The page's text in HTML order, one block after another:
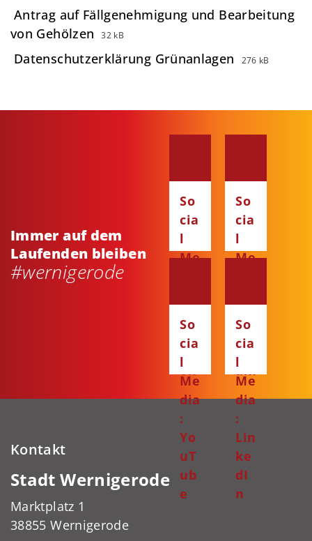
Antrag auf Fällgenehmigung und Bearbeitung
von Gehölzen
32 kB
Datenschutzerklärung Grünanlagen 276 kB
Immer auf dem
Laufenden bleiben
#wernigerode
So
cia
l
Me
ce
bo
ok
So
cia
l
Me
ta
gr
am
So
cia
l
Me
dia
:
Yo
uT
ub
e
So
cia
l
Me
dia
:
Lin
ke
dI
n
Kontakt
Stadt Wernigerode
Marktplatz 1
38855 Wernigerode